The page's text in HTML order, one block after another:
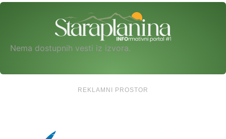
Nema dostupnih vesti iz izvora.
REKLAMNI PROSTOR